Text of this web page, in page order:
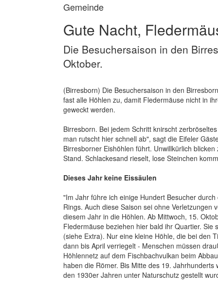
Gemeinde
Gute Nacht,
Die Besuchersaison in den
Oktober.
(Birresborn) Die Besuchersaison in den
fast alle Höhlen zu, damit Fledermäuse nicht in
geweckt werden.
Birresborn. Bei jedem Schritt knirscht
man rutscht hier schnell ab", sagt die Eifeler
Birresborner Eishöhlen führt. Unwillkürlich
Stand. Schlackesand rieselt, lose Steinchen
Dieses Jahr keine Eissäulen
"Im Jahr führe ich einige Hundert Besucher
Rings. Auch diese Saison sei ohne
diesem Jahr in die Höhlen. Ab Mittwoch, 15.
Fledermäuse beziehen hier bald ihr Quartier.
(siehe Extra). Nur eine kleine Höhle, die bei den
dann bis April verriegelt - Menschen müssen
Höhlennetz auf dem Fischbachvulkan beim
haben die Römer. Bis Mitte des 19.
den 1930er Jahren unter Naturschutz gestellt